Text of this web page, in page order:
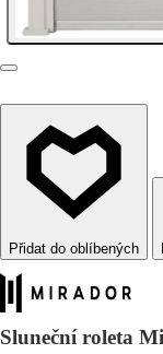
Sluneční roleta